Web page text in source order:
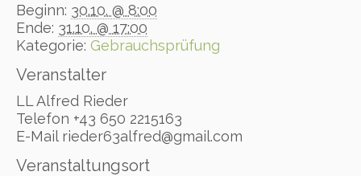
Beginn: 30.10. @ 8:00
Ende: 31.10. @ 17:00
Kategorie: Gebrauchsprüfung
Veranstaltungsort
Veranstalter
LL Alfred Rieder
Telefon +43 650 2215163
E-Mail rieder63alfred@gmail.com